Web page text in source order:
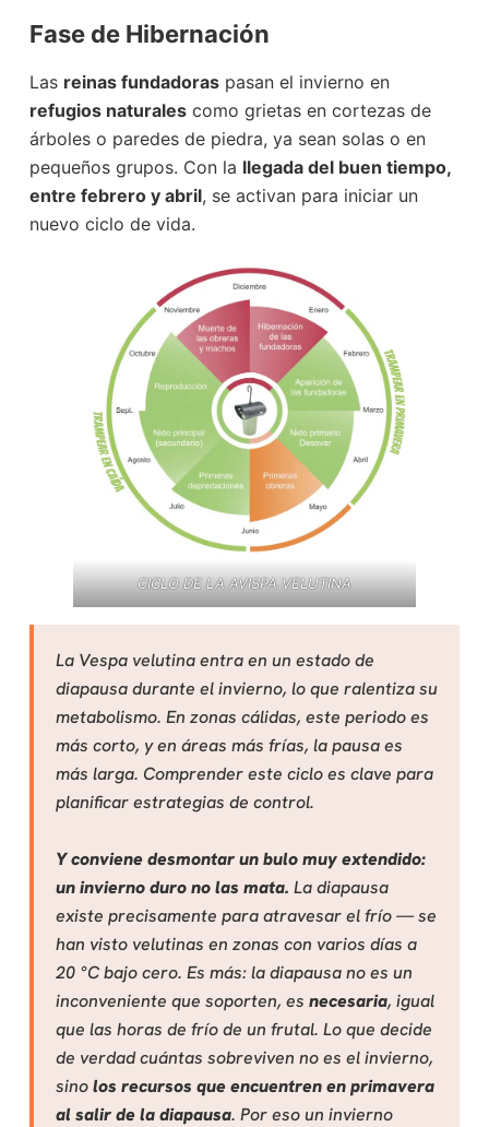
Fase de Hibernación
Las reinas fundadoraspasan el invierno en
refugios naturalescomo grietas en cortezas de
árboles o paredes de piedra, ya sean solas o en
pequeños grupos. Con la llegada del buen tiempo,
entre febrero y abril, se activan para iniciar un
nuevo ciclo de vida.
CICLO DE LA AVISPA VELUTINA
La Vespa velutina entra en un estado de
diapausa durante el invierno, lo que ralentiza su
metabolismo. En zonas cálidas, este periodo es
más corto, y en áreas más frías, la pausa es
más larga. Comprender este ciclo es clave para
planificar estrategias de control.
Y conviene desmontar un bulo muy extendido:
un invierno duro no las mata. La diapausa
existe precisamente para atravesar el frío — se
han visto velutinas en zonas con varios días a
20 °C bajo cero. Es más: la diapausa no es un
inconveniente que soporten, es necesaria, igual
que las horas de frío de un frutal. Lo que decide
de verdad cuántas sobreviven no es el invierno,
sinolos recursos que encuentren en primavera
al salir de la diapausa. Por eso un invierno